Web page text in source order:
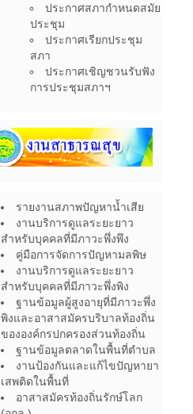
ประกาศสภากำหนดสมัย
ประชุม
ประกาศเรียกประชุม
สภา
ประกาศเชิญชวนรับฟัง
การประชุมสภาฯ
รายงานสภาพปัญหาน้ำเสีย
งานบริการดูแลระยะยาว
สำหรับบุคคลที่มีภาวะพึ่งพึง
คู่มือการจัดการปัญหามลพิษ
งานบริการดูแลระยะยาว
สำหรับบุคคลที่มีภาวะพึ่งพิง
ฐานข้อมูลผู้สูงอายุที่มีภาวะพึ่ง
พิงและอาสาสมัครบริบาลท้องถิ่น
ขององค์กรปกครองส่วนท้องถิ่น
ฐานข้อมูลตลาดในพื้นที่ตำบล
งานป้องกันและแก้ไขปัญหายา
เสพติดในพื้นที่
อาสาสมัครท้องถิ่นรักษ์โลก